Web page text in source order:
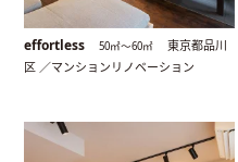
effortless 50㎡〜60㎡
東京都品川
区 ／マンションリノベーション